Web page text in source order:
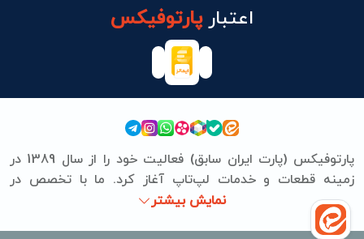
اعتبارپارتوفیکس
پارتوفیکس (پارت ایران سابق) فعالیت خود را از سال 1389 در
زمینه قطعات و خدمات لپ‌تاپ آغاز کرد. ما با تخصص در
نمایش بیشتر